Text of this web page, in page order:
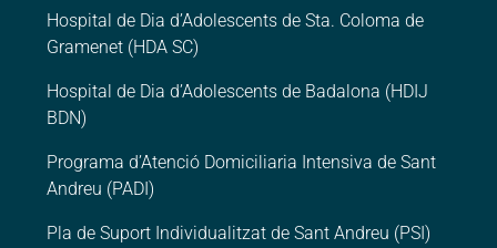
Hospital de Dia d’Adolescents de Sta. Coloma de
Gramenet (HDA SC)
Hospital de Dia d’Adolescents de Badalona (HDIJ
BDN)
Programa d’Atenció Domiciliaria Intensiva de Sant
Andreu (PADI)
Pla de Suport Individualitzat de Sant Andreu (PSI)